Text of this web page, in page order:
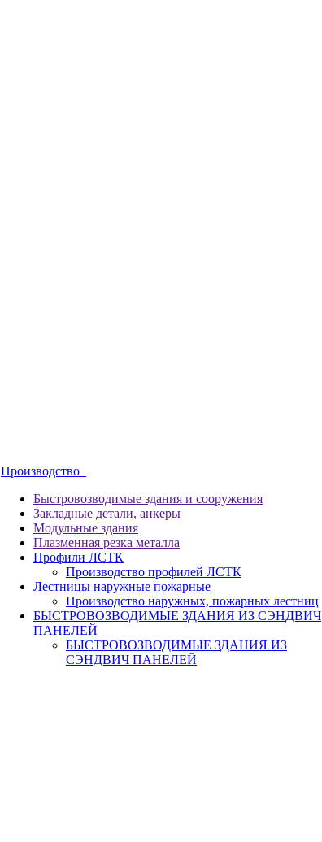
Производство
Быстровозводимые здания и сооружения
Закладные детали, анкеры
Модульные здания
Плазменная резка металла
Профили ЛСТК
Производство профилей ЛСТК
Лестницы наружные пожарные
Производство наружных, пожарных лестниц
БЫСТРОВОЗВОДИМЫЕ ЗДАНИЯ ИЗ СЭНДВИЧ
ПАНЕЛЕЙ
БЫСТРОВОЗВОДИМЫЕ ЗДАНИЯ ИЗ
СЭНДВИЧ ПАНЕЛЕЙ